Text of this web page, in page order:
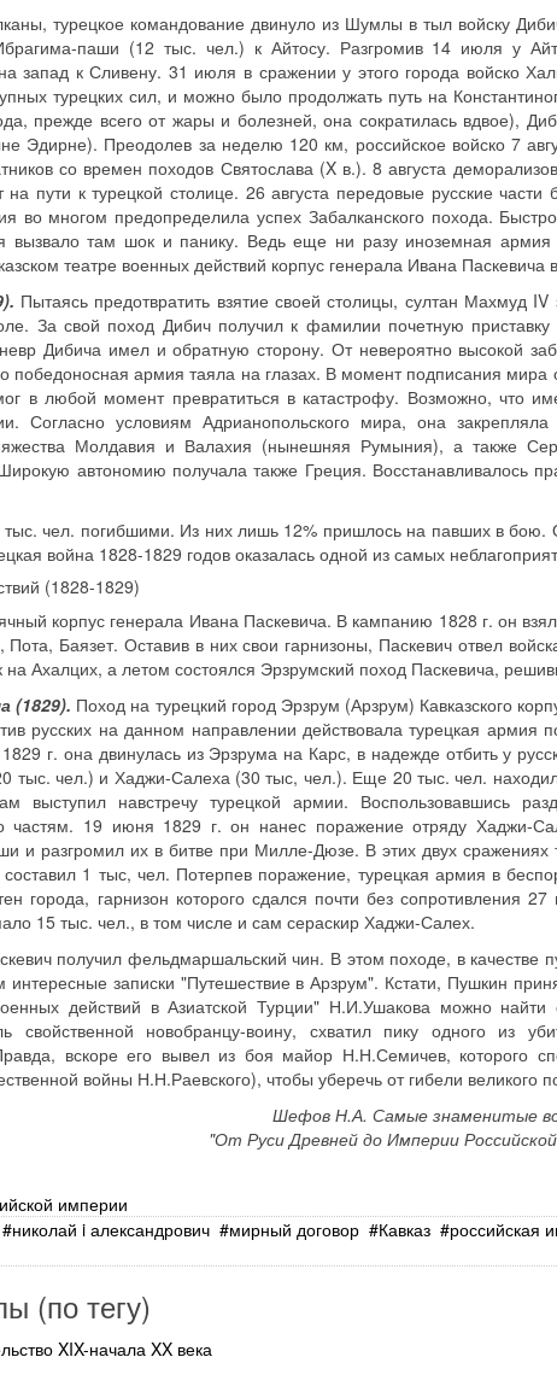
турецкое командование двинуло из Шумлы в тыл войску
паши (12 тыс. чел.) к Айтосу. Разгромив 14 июля у
запад к Сливену. 31 июля в сражении у этого города войско
турецких сил, и можно было продолжать путь на
прежде всего от жары и болезней, она сократилась вдвое),
Эдирне). Преодолев за неделю 120 км, российское войско 7
со времен походов Святослава (X в.). 8 августа
пути к турецкой столице. 26 августа передовые русские
во многом предопределила успех Забалканского похода.
вызвало там шок и панику. Ведь еще ни разу иноземная армия
театре военных действий корпус генерала Ивана Паскевича
. Пытаясь предотвратить взятие своей столицы, султан Махмуд
За свой поход Дибич получил к фамилии почетную
Дибича имел и обратную сторону. От невероятно высокой
победоносная армия таяла на глазах. В момент подписания
в любой момент превратиться в катастрофу. Возможно, что
Согласно условиям Адрианопольского мира, она
Молдавия и Валахия (нынешняя Румыния), а также
автономию получала также Греция. Восстанавливалось
тыс. чел. погибшими. Из них лишь 12% пришлось на павших в бою.
война 1828-1829 годов оказалась одной из самых
(1828-1829)
корпус генерала Ивана Паскевича. В кампанию 1828 г. он
Баязет. Оставив в них свои гарнизоны, Паскевич отвел
на Ахалцих, а летом состоялся Эрзрумский поход Паскевича,
(1829). Поход на турецкий город Эрзрум (Арзрум) Кавказского
русских на данном направлении действовала турецкая армия
г. она двинулась из Эрзрума на Карс, в надежде отбить у
тыс. чел.) и Хаджи-Салеха (30 тыс, чел.). Еще 20 тыс. чел.
выступил навстречу турецкой армии. Воспользовавшись
частям. 19 июня 1829 г. он нанес поражение отряду Хаджи-
и разгромил их в битве при Милле-Дюзе. В этих двух сражениях
1 тыс, чел. Потерпев поражение, турецкая армия в
города, гарнизон которого сдался почти без сопротивления
15 тыс. чел., в том числе и сам сераскир Хаджи-Салех.
получил фельдмаршальский чин. В этом походе, в качестве
записки "Путешествие в Арзрум". Кстати, Пушкин
действий в Азиатской Турции" Н.И.Ушакова можно найти
свойственной новобранцу-воину, схватил пику одного из
вскоре его вывел из боя майор Н.Н.Семичев, которого
войны Н.Н.Раевского), чтобы уберечь от гибели великого
Шефов Н.А. Самые знаменитые
"От Руси Древней до Империи
империи
николай i александрович мирный договор Кавказ российская
(по тегу)
XIX-начала XX века